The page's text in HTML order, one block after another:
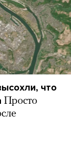
что
Просто